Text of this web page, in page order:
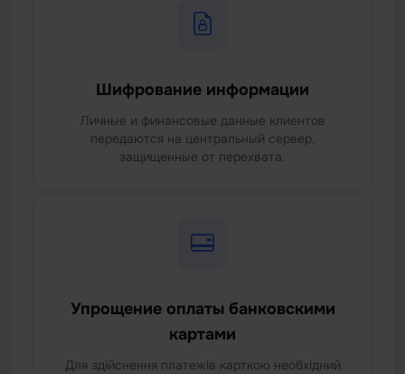
Шифрование информации
Личные и финансовые данные клиентов
передаются на центральный сервер,
защищенные от перехвата.
Упрощение оплаты банковскими
картами
Для здійснення платежів карткою необхідний